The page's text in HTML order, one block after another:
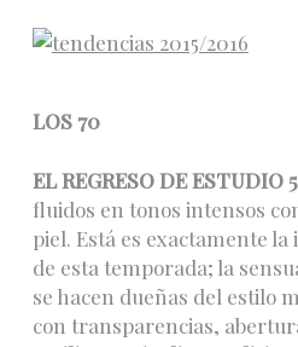
LOS 70
EL REGRESO DE ESTUDIO
fluidos en tonos intensos
piel. Está es exactamente
de esta temporada; la
se hacen dueñas del estilo
con transparencias,